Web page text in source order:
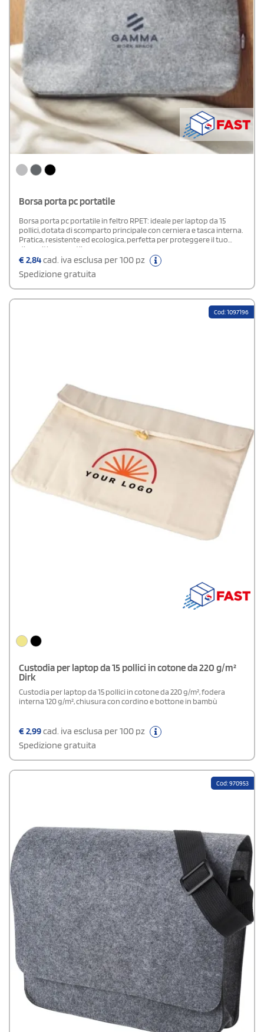
Borsa porta pc portatile
Borsa porta pc portatile in feltro RPET: ideale per laptop da 15
pollici, dotata di scomparto principale con cerniera e tasca interna.
Pratica, resistente ed ecologica, perfetta per proteggere il tuo
dispositivo con stile
€2,84cad. iva esclusa per 100 pz
Spedizione gratuita
Cod: 1097196
Custodia per laptop da 15 pollici in cotone da 220 g/m²
Dirk
Custodia per laptop da 15 pollici in cotone da 220 g/m², fodera
interna 120 g/m², chiusura con cordino e bottone in bambù
€2,99cad. iva esclusa per 100 pz
Spedizione gratuita
Cod: 970953